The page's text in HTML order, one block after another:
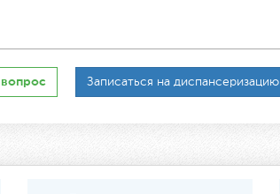
Записаться на диспансеризацию